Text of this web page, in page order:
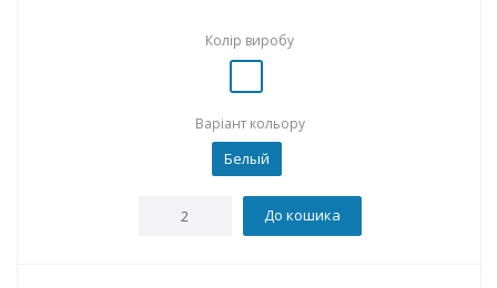
Колір виробу
Варіант кольору
Белый
До кошика